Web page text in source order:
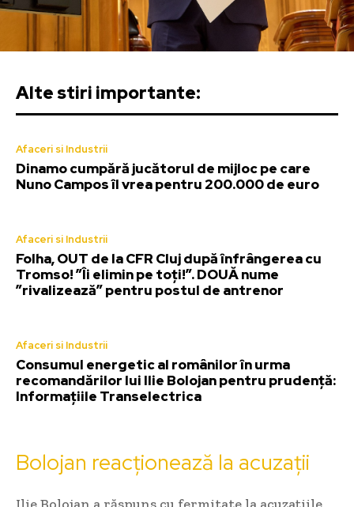
Alte stiri importante:
Afaceri si Industrii
Dinamo cumpără jucătorul de mijloc pe care
Nuno Campos îl vrea pentru 200.000 de euro
Afaceri si Industrii
Folha, OUT de la CFR Cluj după înfrângerea cu
Tromso! ”Îi elimin pe toți!”. DOUĂ nume
”rivalizează” pentru postul de antrenor
Afaceri si Industrii
Consumul energetic al românilor în urma
recomandărilor lui Ilie Bolojan pentru prudență:
Informațiile Transelectrica
Bolojan reacționează la acuzații